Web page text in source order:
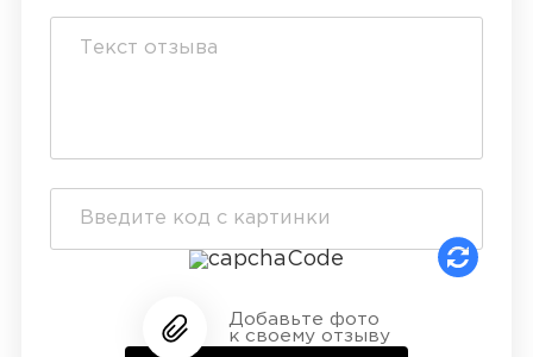
Добавьте фото
к своему отзыву